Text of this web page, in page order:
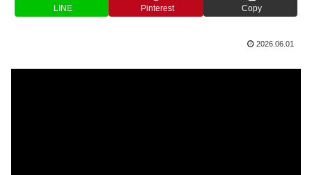
LINE Pinterest Copy
2026.06.01